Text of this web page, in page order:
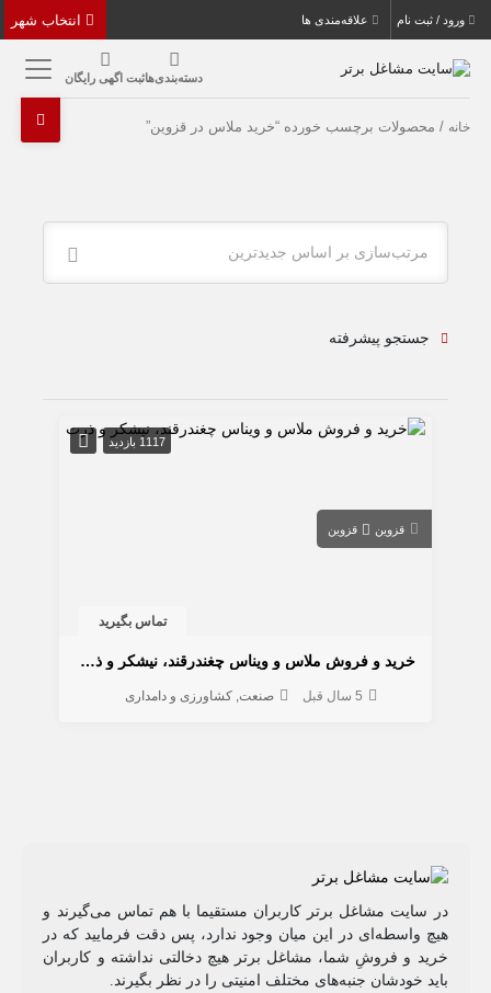
ورود / ثبت نام علاقه‌مندی ها
دسته‌بندی‌هاثبت اگهی رایگان
خانه / محصولات برچسب خورده “خرید ملاس در قزوین”
مرتب‌سازی بر اساس جدیدترین
جستجو پیشرفته
1117 بازدید
قزوین قزوین
تماس بگیرید
خرید و فروش ملاس و ویناس چغندرقند، نیشکر و ذرت
5 سال قبل صنعت کشاورزی و دامداری
در سایت مشاغل برتر کاربران مستقیما با هم تماس می‌گیرند و
هیچ واسطه‌ای در این میان وجود ندارد، پس دقت فرمایید که در
خرید و فروشِ شما، مشاغل برتر هیچ دخالتی نداشته و کاربران
باید خودشان جنبه‌های مختلف امنیتی را در نظر بگیرند.